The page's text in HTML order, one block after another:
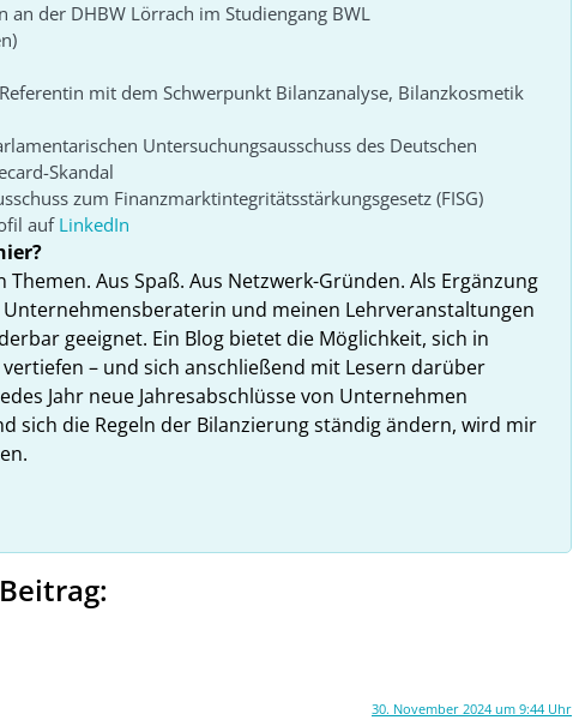
an der DHBW Lörrach im Studiengang BWL
mit dem Schwerpunkt Bilanzanalyse, Bilanzkosmetik
Untersuchungsausschuss des Deutschen
Skandal
zum Finanzmarktintegritätsstärkungsgesetz (FISG)
auf LinkedIn
Themen. Aus Spaß. Aus Netzwerk-Gründen. Als Ergänzung
und meinen Lehrveranstaltungen
geeignet. Ein Blog bietet die Möglichkeit, sich in
– und sich anschließend mit Lesern darüber
Jahr neue Jahresabschlüsse von Unternehmen
sich die Regeln der Bilanzierung ständig ändern, wird mir
30. November 2024 um 9:44 Uhr